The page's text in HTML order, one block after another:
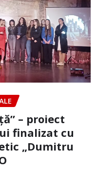
– proiect
finalizat cu
„Dumitru